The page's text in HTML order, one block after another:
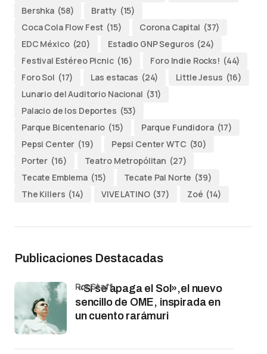
Bershka (58) Bratty (15)
Coca Cola Flow Fest (15) Corona Capital (37)
EDC México (20) Estadio GNP Seguros (24)
Festival Estéreo Picnic (16) Foro Indie Rocks! (44)
Foro Sol (17) Las estacas (24) Little Jesus (16)
Lunario del Auditorio Nacional (31)
Palacio de los Deportes (53)
Parque Bicentenario (15) Parque Fundidora (17)
Pepsi Center (19) Pepsi Center WTC (30)
Porter (16) Teatro Metropólitan (27)
Tecate Emblema (15) Tecate Pal Norte (39)
The Killers (14) VIVE LATINO (37) Zoé (14)
Publicaciones Destacadas
«Si se apaga el Sol»,el nuevo
sencillo de OME, inspirada en
un cuento rarámuri
por Staff